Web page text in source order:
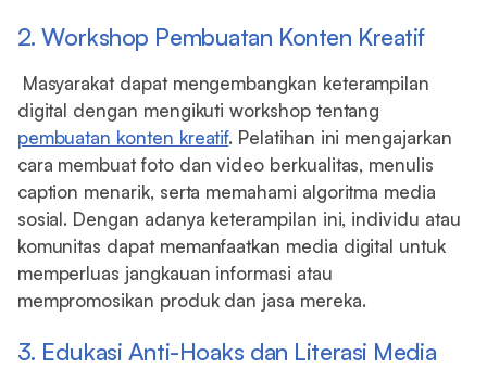
2. Workshop Pembuatan Konten Kreatif
Masyarakat dapat mengembangkan keterampilan
digital dengan mengikuti workshop tentang
pembuatan konten kreatif. Pelatihan ini mengajarkan
cara membuat foto dan video berkualitas, menulis
caption menarik, serta memahami algoritma media
sosial. Dengan adanya keterampilan ini, individu atau
komunitas dapat memanfaatkan media digital untuk
memperluas jangkauan informasi atau
mempromosikan produk dan jasa mereka.
3. Edukasi Anti-Hoaks dan Literasi Media